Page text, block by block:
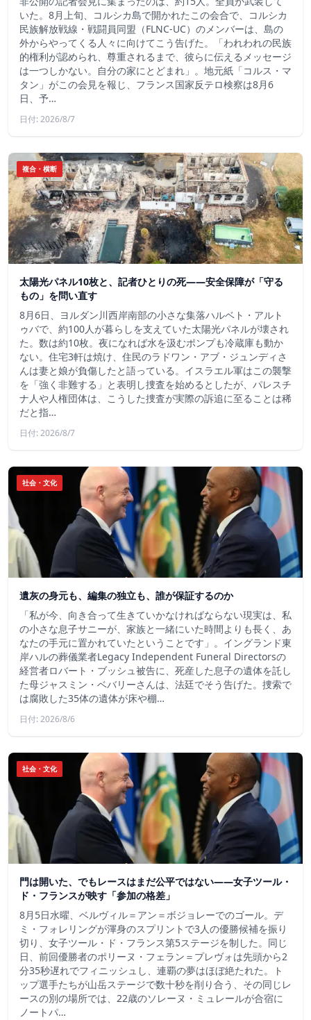
いた。8月上旬、コルシカ島で開かれたこの会合で、コルシカ
民族解放戦線・戦闘員同盟（FLNC-UC）のメンバーは、島の
外からやってくる人々に向けてこう告げた。「われわれの民族
的権利が認められ、尊重されるまで、彼らに伝えるメッセージ
は一つしかない。自分の家にとどまれ」。地元紙「コルス・マ
タン」がこの会見を報じ、フランス国家反テロ検察は8月6
日、予…
日付: 2026/8/7
複合・横断
太陽光パネル10枚と、記者ひとりの死——安全保障が「守る
もの」を問い直す
8月6日、ヨルダン川西岸南部の小さな集落ハルベト・アルト
ゥバで、約100人が暮らしを支えていた太陽光パネルが壊され
た。数は約10枚。夜になれば水を汲むポンプも冷蔵庫も動か
ない。住宅3軒は焼け、住民のラドワン・アブ・ジュンディさ
んは妻と娘が負傷したと語っている。イスラエル軍はこの襲撃
を「強く非難する」と表明し捜査を始めるとしたが、パレスチ
ナ人や人権団体は、こうした捜査が実際の訴追に至ることは稀
だと指…
日付: 2026/8/7
社会・文化
遺灰の身元も、編集の独立も、誰が保証するのか
「私が今、向き合って生きていかなければならない現実は、私
の小さな息子サニーが、家族と一緒にいた時間よりも長く、あ
なたの手元に置かれていたということです」。イングランド東
岸ハルの葬儀業者Legacy Independent Funeral Directorsの
経営者ロバート・ブッシュ被告に、死産した息子の遺体を託し
た母ジャスミン・ベバリーさんは、法廷でそう告げた。捜索で
は腐敗した35体の遺体が床や棚…
日付: 2026/8/6
社会・文化
門は開いた、でもレースはまだ公平ではない――女子ツール・
ド・フランスが映す「参加の格差」
8月5日水曜、ベルヴィル＝アン＝ボジョレーでのゴール。デ
ミ・フォレリングが渾身のスプリントで3人の優勝候補を振り
切り、女子ツール・ド・フランス第5ステージを制した。同じ
日、前回優勝者のポリーヌ・フェラン＝プレヴォは先頭から2
分35秒遅れでフィニッシュし、連覇の夢はほぼ絶たれた。ト
ップ選手たちが山岳ステージで数十秒を削り合う、その同じレ
ースの別の場所では、22歳のソレーヌ・ミュレールが合宿に
ノートパ…